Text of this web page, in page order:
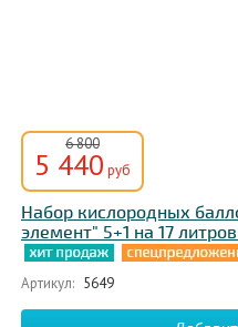
6 800
5 440 руб
Набор кислородных
элемент" 5+1 на 17
Артикул: 5649